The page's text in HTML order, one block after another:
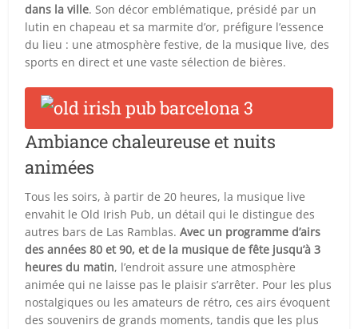
dans la ville. Son décor emblématique, présidé par un
lutin en chapeau et sa marmite d’or, préfigure l’essence
du lieu : une atmosphère festive, de la musique live, des
sports en direct et une vaste sélection de bières.
Ambiance chaleureuse et nuits
animées
Tous les soirs, à partir de 20 heures, la musique live
envahit le Old Irish Pub, un détail qui le distingue des
autres bars de Las Ramblas.Avec un programme d’airs
des années 80 et 90, et de la musique de fête jusqu’à 3
heures du matin, l’endroit assure une atmosphère
animée qui ne laisse pas le plaisir s’arrêter. Pour les plus
nostalgiques ou les amateurs de rétro, ces airs évoquent
des souvenirs de grands moments, tandis que les plus